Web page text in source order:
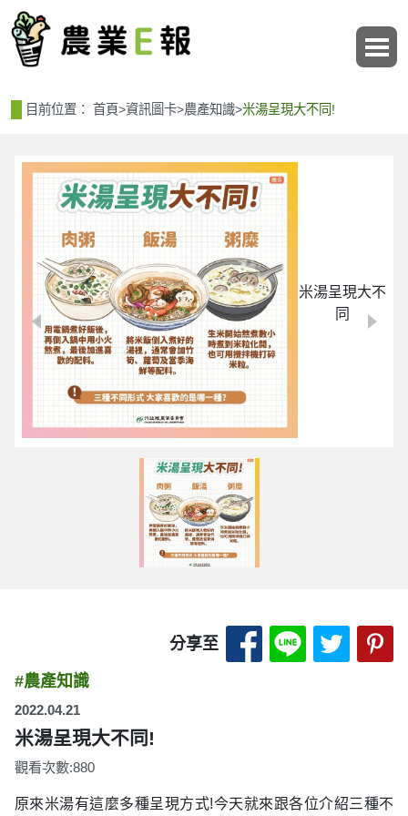
目前位置： 首頁>資訊圖卡>農產知識>米湯呈現大不同!
米湯呈現大不
同
分享至 分享至 Facebook-
分享至分享
#農產知識
2022.04.21
米湯呈現大不同!
觀看次數:880
原來米湯有這麼多種呈現方式!今天就來跟各位介紹三種不